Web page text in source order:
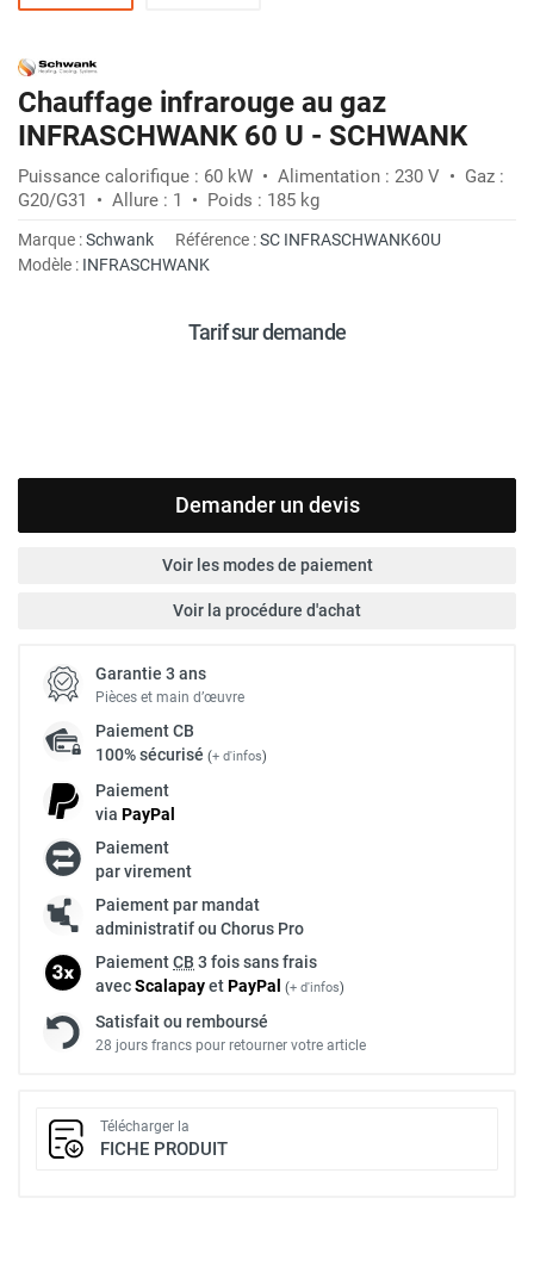
Chauffage infrarouge au gaz
INFRASCHWANK 60 U - SCHWANK
Puissance calorifique : 60 kW • Alimentation : 230 V • Gaz :
G20/G31 • Allure : 1 • Poids : 185 kg
Marque :Schwank Référence :SC INFRASCHWANK60U
Modèle : INFRASCHWANK
Tarif sur demande
Demander un devis
Voir les modes de paiement
Voir la procédure d'achat
Garantie 3 ans
Pièces et main d’œuvre
PaiementCB
100% sécurisé (+ d'infos)
Paiement
via PayPal
Paiement
par virement
Paiement par mandat
administratif ou Chorus Pro
PaiementCB 3 fois sans frais
avecScalapayetPayPal (+ d'infos)
Satisfait ou remboursé
28 jours francs pour retourner votre article
Télécharger la
FICHE PRODUIT